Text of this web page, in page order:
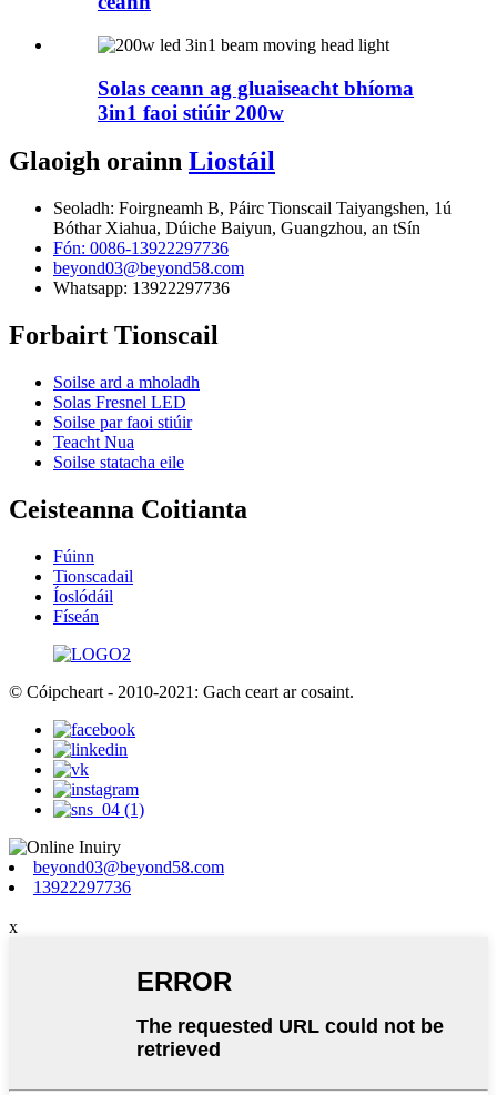
Solas ceann ag gluaiseacht bhíoma
3in1 faoi stiúir 200w
Glaoigh orainn Liostáil
Seoladh: Foirgneamh B, Páirc Tionscail Taiyangshen, 1ú
Bóthar Xiahua, Dúiche Baiyun, Guangzhou, an tSín
Fón: 0086-13922297736
beyond03@beyond58.com
Whatsapp: 13922297736
Forbairt Tionscail
Soilse ard a mholadh
Solas Fresnel LED
Soilse par faoi stiúir
Teacht Nua
Soilse statacha eile
Ceisteanna Coitianta
Fúinn
Tionscadail
Íoslódáil
Físeán
© Cóipcheart - 2010-2021: Gach ceart ar cosaint.
beyond03@beyond58.com
13922297736
x